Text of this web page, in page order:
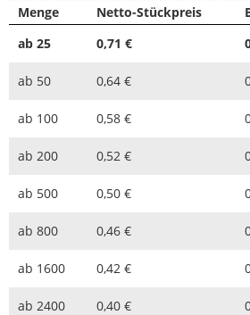
Menge
Netto-Stückpreis
ab 25 0,71 €
ab 50 0,64 €
ab 100 0,58 €
ab 200 0,52 €
ab 500 0,50 €
ab 800 0,46 €
ab 1600 0,42 €
ab 2400 0,40 €